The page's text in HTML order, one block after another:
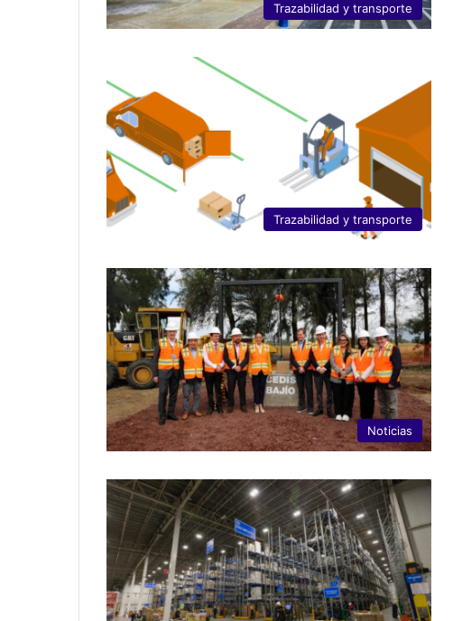
Trazabilidad y transporte
Trazabilidad y transporte
Noticias